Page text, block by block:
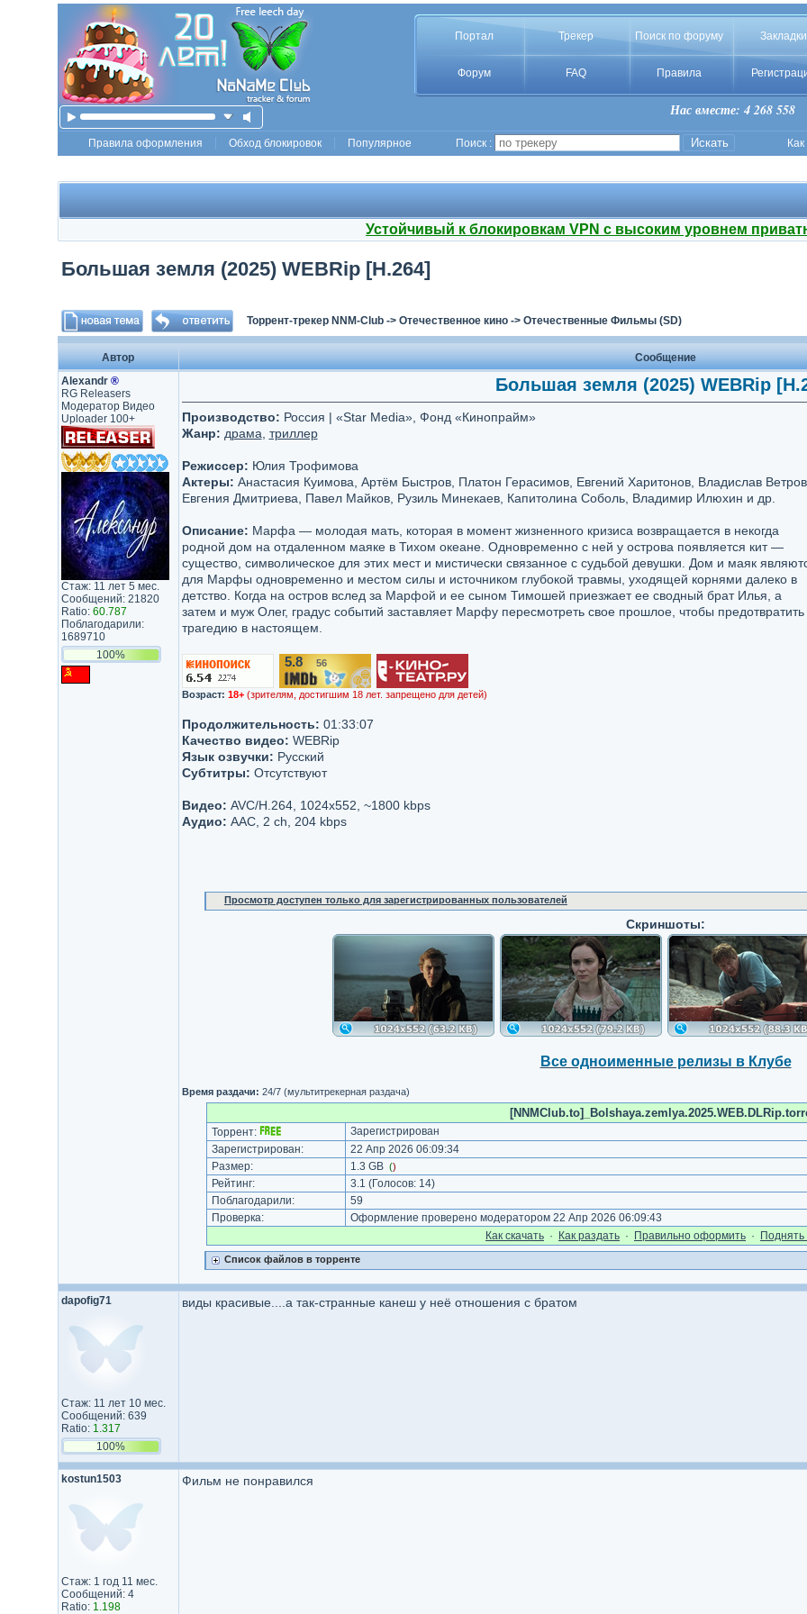
Портал Трекер Поиск по форуму Закладки
Форум FAQ Правила
Нас вместе: 4 268 558
Правила оформления Обход блокировок Популярное Поиск :
Устойчивый к блокировкам VPN с высоким уровнем
Большая земля (2025) WEBRip [H.264]
Торрент-трекер NNM-Club-> Отечественное кино-> Отечественные Фильмы (SD)
Автор
Сообщение
Аlехаndr ®
RG Releasers
Модератор Видео
Uploader 100+
Стаж: 11 лет 5 мес.
Сообщений: 21820
Ratio: 60.787
Поблагодарили:
1689710
100%
Большая земля (2025) WEBRip
Производство: Россия | «Star Media», Фонд «Кинопрайм»
Жанр: драма триллер
Режиссер: Юлия Трофимова
Актеры: Анастасия Куимова, Артём Быстров, Платон Герасимов, Евгений Харитонов, Владислав
Евгения Дмитриева, Павел Майков, Рузиль Минекаев, Капитолина Соболь, Владимир Илюхин и др.
Описание: Марфа — молодая мать, которая в момент жизненного кризиса возвращается в некогда
родной дом на отдаленном маяке в Тихом океане. Одновременно с ней у острова появляется кит —
существо, символическое для этих мест и мистически связанное с судьбой девушки. Дом и маяк
для Марфы одновременно и местом силы и источником глубокой травмы, уходящей корнями далеко в
детство. Когда на остров вслед за Марфой и ее сыном Тимошей приезжает ее сводный брат Илья, а
затем и муж Олег, градус событий заставляет Марфу пересмотреть свое прошлое, чтобы предотвратить
трагедию в настоящем.
5.8/10 56
Возраст: 18+ (зрителям, достигшим 18 лет. запрещено для детей)
Продолжительность: 01:33:07
Качество видео: WEBRip
Язык озвучки: Русский
Субтитры: Отсутствуют
Видео: AVC/H.264, 1024x552, ~1800 kbps
Аудио: AAC, 2 ch, 204 kbps
Просмотр доступен только для зарегистрированных пользователей
Скриншоты:
Все одноименные релизы в Клубе
Время раздачи: 24/7 (мультитрекерная раздача)
Торрент:
Зарегистрирован
Зарегистрирован:
22 Апр 2026 06:09:34
Размер:
1.3 GB ()
Рейтинг: 3.1 (Голосов: 14)
Поблагодарили:
59
Проверка:
Оформление проверено модератором 22 Апр 2026 06:09:43
Как cкачать · Как раздать · Правильно оформить · Поднять
Список файлов в торренте
dapofig71
Стаж: 11 лет 10 мес.
Сообщений: 639
Ratio: 1.317
100%
виды красивые....а так-странные канеш у неё отношения с братом
kostun1503
Стаж: 1 год 11 мес.
Сообщений: 4
Ratio: 1.198
Фильм не понравился